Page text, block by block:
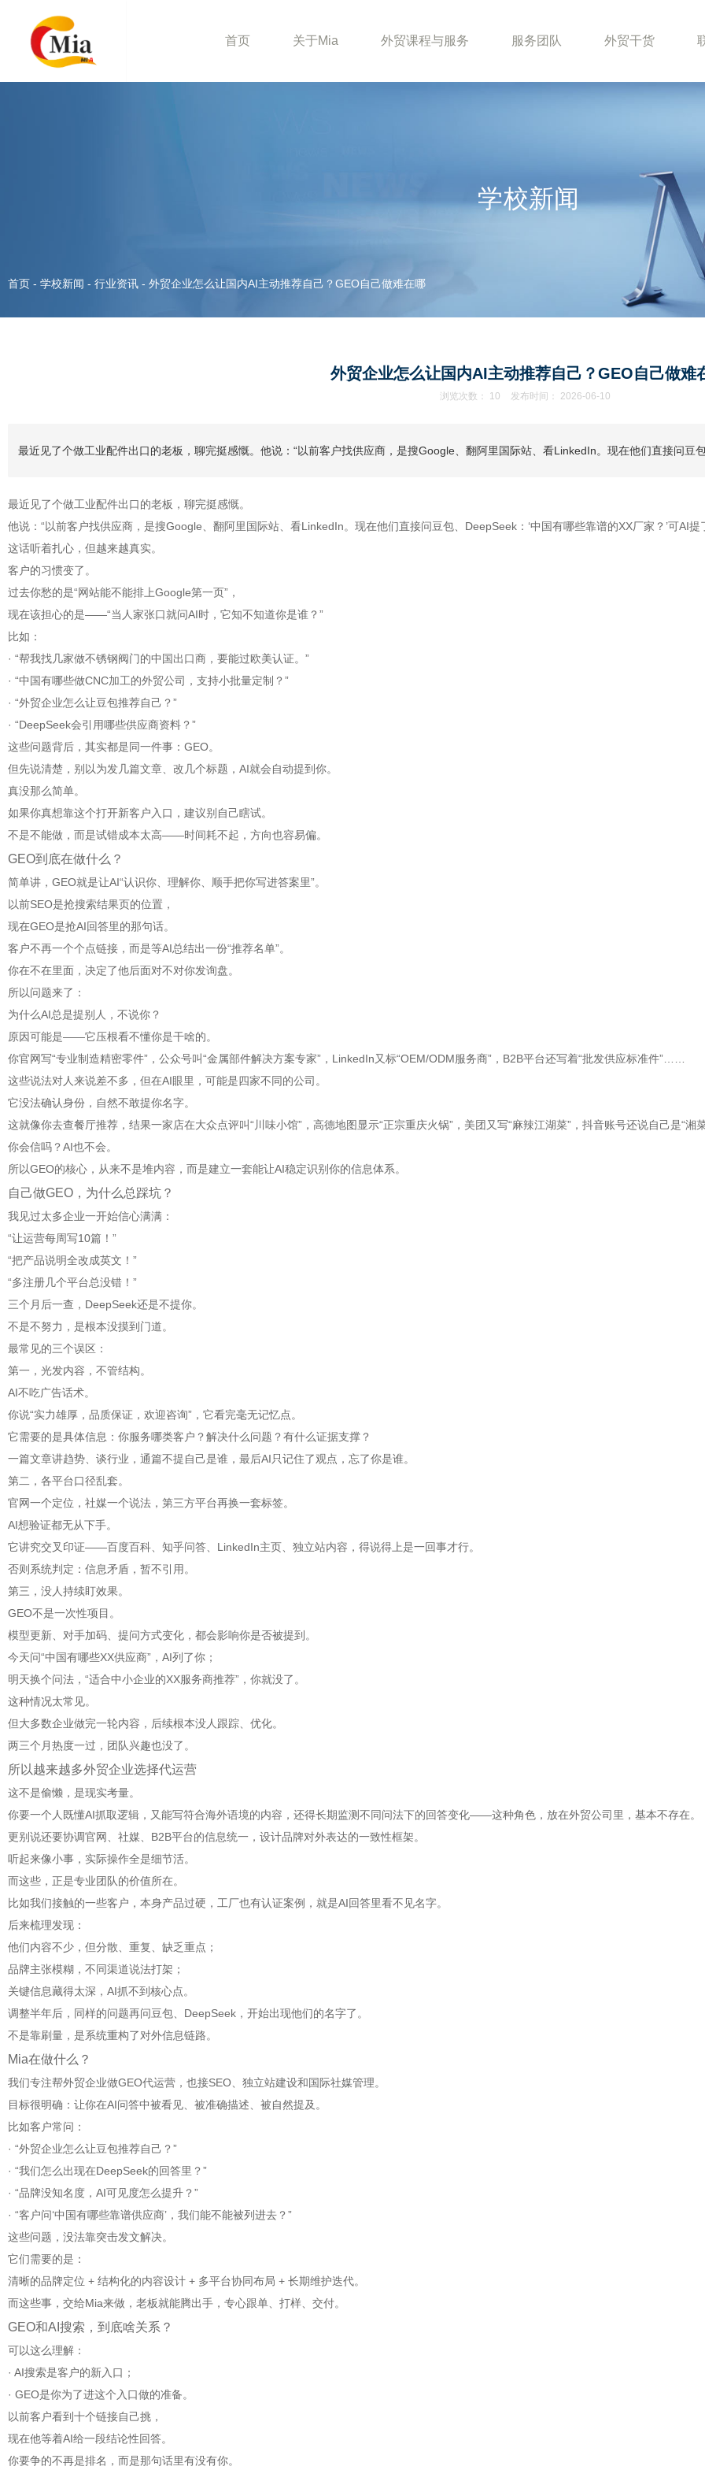
首页 关于Mia 外贸课程与服务 服务团队 外贸干货
学校新闻
首页 - 学校新闻 - 行业资讯 - 外贸企业怎么让国内AI主动推荐自己？GEO自己做难在哪
外贸企业怎么让国内AI主动推荐自己？GEO自己做难
浏览次数： 10 发布时间： 2026-06-10
最近见了个做工业配件出口的老板，聊完挺感慨。他说：“以前客户找供应商，是搜Google、翻阿里国际站、看LinkedIn。现在他们直接问豆
最近见了个做工业配件出口的老板，聊完挺感慨。
他说：“以前客户找供应商，是搜Google、翻阿里国际站、看LinkedIn。现在他们直接问豆包、DeepSeek：‘中国有哪些靠谱的XX厂家？’可AI提
这话听着扎心，但越来越真实。
客户的习惯变了。
过去你愁的是“网站能不能排上Google第一页”，
现在该担心的是——“当人家张口就问AI时，它知不知道你是谁？”
比如：
· “帮我找几家做不锈钢阀门的中国出口商，要能过欧美认证。”
· “中国有哪些做CNC加工的外贸公司，支持小批量定制？”
· “外贸企业怎么让豆包推荐自己？”
· “DeepSeek会引用哪些供应商资料？”
这些问题背后，其实都是同一件事：GEO。
但先说清楚，别以为发几篇文章、改几个标题，AI就会自动提到你。
真没那么简单。
如果你真想靠这个打开新客户入口，建议别自己瞎试。
不是不能做，而是试错成本太高——时间耗不起，方向也容易偏。
GEO到底在做什么？
简单讲，GEO就是让AI“认识你、理解你、顺手把你写进答案里”。
以前SEO是抢搜索结果页的位置，
现在GEO是抢AI回答里的那句话。
客户不再一个个点链接，而是等AI总结出一份“推荐名单”。
你在不在里面，决定了他后面对不对你发询盘。
所以问题来了：
为什么AI总是提别人，不说你？
原因可能是——它压根看不懂你是干啥的。
你官网写“专业制造精密零件”，公众号叫“金属部件解决方案专家”，LinkedIn又标“OEM/ODM服务商”，B2B平台还写着“批发供应标准件”……
这些说法对人来说差不多，但在AI眼里，可能是四家不同的公司。
它没法确认身份，自然不敢提你名字。
这就像你去查餐厅推荐，结果一家店在大众点评叫“川味小馆”，高德地图显示“正宗重庆火锅”，美团又写“麻辣江湖菜”，抖音账号还说自己是“湘
你会信吗？AI也不会。
所以GEO的核心，从来不是堆内容，而是建立一套能让AI稳定识别你的信息体系。
自己做GEO，为什么总踩坑？
我见过太多企业一开始信心满满：
“让运营每周写10篇！”
“把产品说明全改成英文！”
“多注册几个平台总没错！”
三个月后一查，DeepSeek还是不提你。
不是不努力，是根本没摸到门道。
最常见的三个误区：
第一，光发内容，不管结构。
AI不吃广告话术。
你说“实力雄厚，品质保证，欢迎咨询”，它看完毫无记忆点。
它需要的是具体信息：你服务哪类客户？解决什么问题？有什么证据支撑？
一篇文章讲趋势、谈行业，通篇不提自己是谁，最后AI只记住了观点，忘了你是谁。
第二，各平台口径乱套。
官网一个定位，社媒一个说法，第三方平台再换一套标签。
AI想验证都无从下手。
它讲究交叉印证——百度百科、知乎问答、LinkedIn主页、独立站内容，得说得上是一回事才行。
否则系统判定：信息矛盾，暂不引用。
第三，没人持续盯效果。
GEO不是一次性项目。
模型更新、对手加码、提问方式变化，都会影响你是否被提到。
今天问“中国有哪些XX供应商”，AI列了你；
明天换个问法，“适合中小企业的XX服务商推荐”，你就没了。
这种情况太常见。
但大多数企业做完一轮内容，后续根本没人跟踪、优化。
两三个月热度一过，团队兴趣也没了。
所以越来越多外贸企业选择代运营
这不是偷懒，是现实考量。
你要一个人既懂AI抓取逻辑，又能写符合海外语境的内容，还得长期监测不同问法下的回答变化——这种角色，放在外贸公司里，基本不存在。
更别说还要协调官网、社媒、B2B平台的信息统一，设计品牌对外表达的一致性框架。
听起来像小事，实际操作全是细节活。
而这些，正是专业团队的价值所在。
比如我们接触的一些客户，本身产品过硬，工厂也有认证案例，就是AI回答里看不见名字。
后来梳理发现：
他们内容不少，但分散、重复、缺乏重点；
品牌主张模糊，不同渠道说法打架；
关键信息藏得太深，AI抓不到核心点。
调整半年后，同样的问题再问豆包、DeepSeek，开始出现他们的名字了。
不是靠刷量，是系统重构了对外信息链路。
Mia在做什么？
我们专注帮外贸企业做GEO代运营，也接SEO、独立站建设和国际社媒管理。
目标很明确：让你在AI问答中被看见、被准确描述、被自然提及。
比如客户常问：
· “外贸企业怎么让豆包推荐自己？”
· “我们怎么出现在DeepSeek的回答里？”
· “品牌没知名度，AI可见度怎么提升？”
· “客户问‘中国有哪些靠谱供应商’，我们能不能被列进去？”
这些问题，没法靠突击发文解决。
它们需要的是：
清晰的品牌定位 + 结构化的内容设计 + 多平台协同布局 + 长期维护迭代。
而这些事，交给Mia来做，老板就能腾出手，专心跟单、打样、交付。
GEO和AI搜索，到底啥关系？
可以这么理解：
· AI搜索是客户的新入口；
· GEO是你为了进这个入口做的准备。
以前客户看到十个链接自己挑，
现在他等着AI给一段结论性回答。
你要争的不再是排名，而是那句话里有没有你。